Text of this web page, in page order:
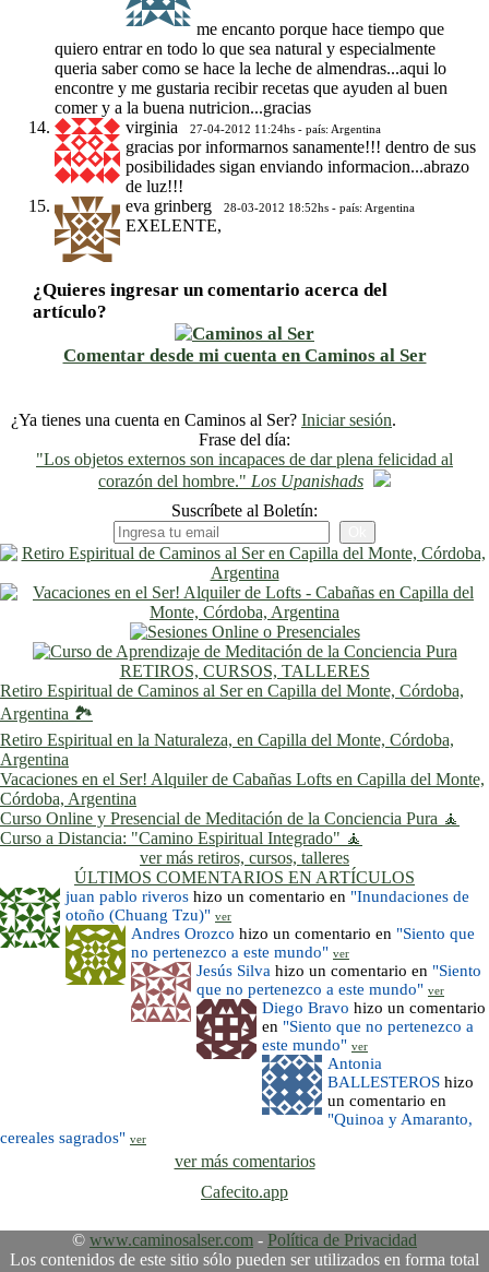
me encanto porque hace tiempo que
quiero entrar en todo lo que sea natural y especialmente
queria saber como se hace la leche de almendras...aqui lo
encontre y me gustaria recibir recetas que ayuden al buen
comer y a la buena nutricion...gracias
virginia
27-04-2012 11:24hs - país: Argentina
gracias por informarnos sanamente!!! dentro de sus
posibilidades sigan enviando informacion...abrazo
de luz!!!
eva grinberg
28-03-2012 18:52hs - país: Argentina
EXELENTE,
¿Quieres ingresar un comentario acerca del
artículo?
Comentar desde mi cuenta en Caminos al Ser
¿Ya tienes una cuenta en Caminos al Ser? Iniciar sesión.
Frase del día:
"Los objetos externos son incapaces de dar plena felicidad al
corazón del hombre." Los Upanishads
Suscríbete al Boletín:
RETIROS, CURSOS, TALLERES
Retiro Espiritual de Caminos al Ser en Capilla del Monte, Córdoba,
Argentina 🏞️
Retiro Espiritual en la Naturaleza, en Capilla del Monte, Córdoba,
Argentina
Vacaciones en el Ser! Alquiler de Cabañas Lofts en Capilla del Monte,
Córdoba, Argentina
Curso Online y Presencial de Meditación de la Conciencia Pura 🧘
Curso a Distancia: "Camino Espiritual Integrado" 🧘
ver más retiros, cursos, talleres
ÚLTIMOS COMENTARIOS EN ARTÍCULOS
juan pablo riveros hizo un comentario en "Inundaciones de
otoño (Chuang Tzu)" ver
Andres Orozco hizo un comentario en "Siento que
no pertenezco a este mundo" ver
Jesús Silva hizo un comentario en "Siento
que no pertenezco a este mundo" ver
Diego Bravo hizo un comentario
en "Siento que no pertenezco a
este mundo" ver
Antonia
BALLESTEROS hizo
un comentario en
"Quinoa y Amaranto,
cereales sagrados" ver
ver más comentarios
Cafecito.app
© www.caminosalser.com - Política de Privacidad
Los contenidos de este sitio sólo pueden ser utilizados en forma total